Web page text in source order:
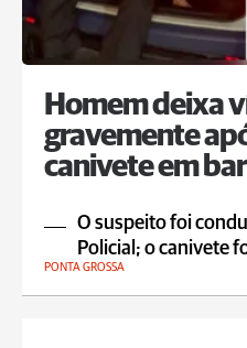
Homem deixa
gravemente
canivete em
O suspeito foi
Policial; o canivete
PONTA GROSSA